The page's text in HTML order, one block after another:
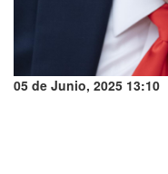
05 de Junio, 2025 13:10